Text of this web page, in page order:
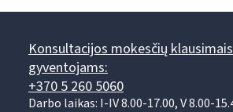
Konsultacijos mokesčių
gyventojams:
+370 5 260 5060
Darbo laikas: I-IV 8.00-17.00, V 8.00-